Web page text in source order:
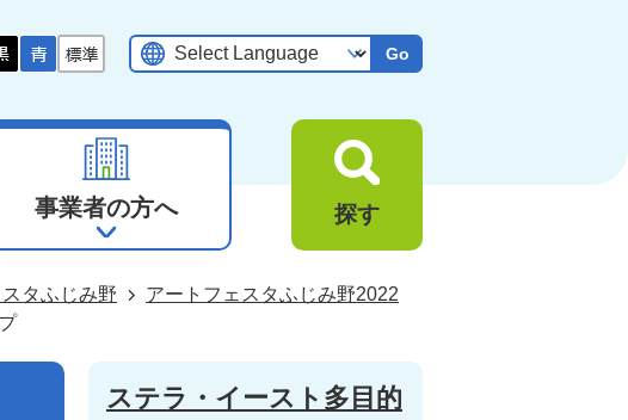
Go
事業者の方へ 探す
タふじみ野
アートフェスタふじみ野2022
ステラ・イースト多目的